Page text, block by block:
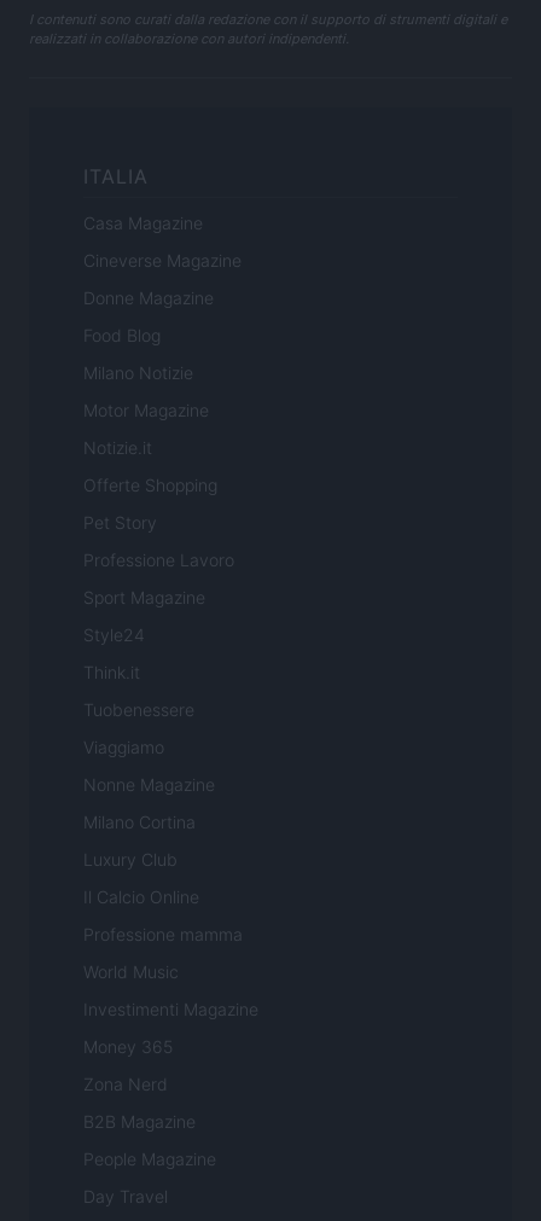
I contenuti sono curati dalla redazione con il supporto di strumenti digitali e
realizzati in collaborazione con autori indipendenti.
ITALIA
Casa Magazine
Cineverse Magazine
Donne Magazine
Food Blog
Milano Notizie
Motor Magazine
Notizie.it
Offerte Shopping
Pet Story
Professione Lavoro
Sport Magazine
Style24
Think.it
Tuobenessere
Viaggiamo
Nonne Magazine
Milano Cortina
Luxury Club
Il Calcio Online
Professione mamma
World Music
Investimenti Magazine
Money 365
Zona Nerd
B2B Magazine
People Magazine
Day Travel